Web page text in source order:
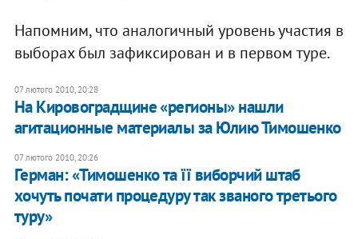
Напомним, что аналогичный уровень участия в
выборах был зафиксирован и в первом туре.
07 лютого 2010, 20:28
На Кировоградщине «регионы» нашли
агитационные материалы за Юлию Тимошенко
07 лютого 2010, 20:26
Герман: «Тимошенко та її виборчий штаб
хочуть почати процедуру так званого третього
туру»